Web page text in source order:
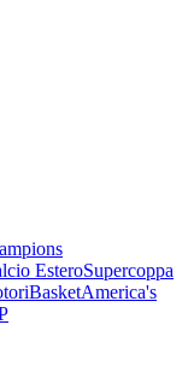
EsteroSupercoppa
BasketAmerica's